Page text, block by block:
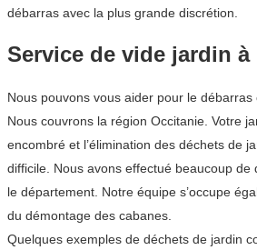
débarras avec la plus grande discrétion.
Service de vide jardin
Nous pouvons vous aider pour le
Nous couvrons la région Occitanie. Votre
encombré et l’élimination des déchets de
difficile. Nous avons effectué beaucoup de
le département. Notre équipe s’occupe
du démontage des cabanes.
Quelques exemples de déchets de jardin